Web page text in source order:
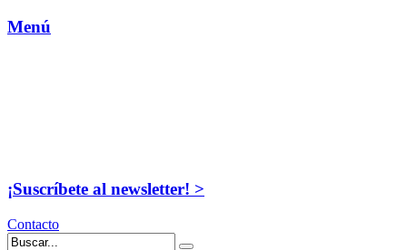
Menú
¡Suscríbete al newsletter! >
Contacto